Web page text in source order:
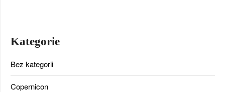
Kategorie
Bez kategorii
Copernicon